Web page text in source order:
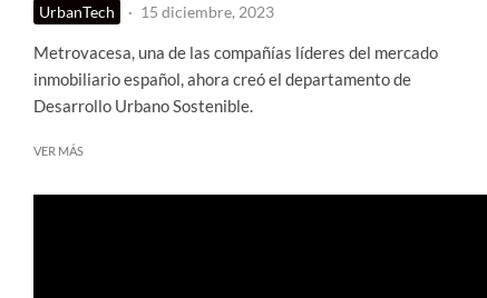
UrbanTech · 15 diciembre, 2023
Metrovacesa, una de las compañías líderes del mercado
inmobiliario español, ahora creó el departamento de
Desarrollo Urbano Sostenible.
VER MÁS